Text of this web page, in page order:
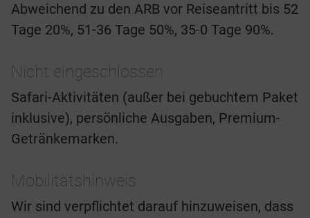
Abweichend zu den ARB vor Reiseantritt bis 52
Tage 20%, 51-36 Tage 50%, 35-0 Tage 90%.
Nicht eingeschlossen
Safari-Aktivitäten (außer bei gebuchtem Paket
inklusive), persönliche Ausgaben, Premium-
Getränkemarken.
Mobilitätshinweis
Wir sind verpflichtet darauf hinzuweisen, dass